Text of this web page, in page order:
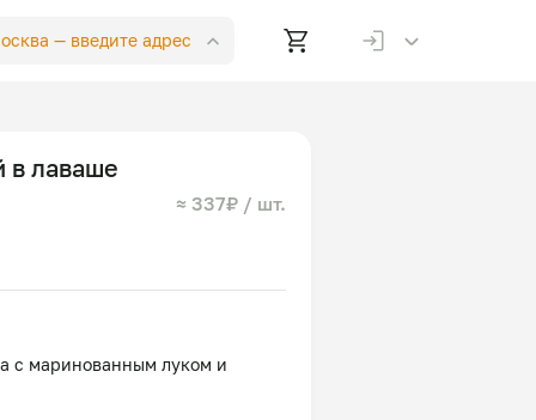
— введите адрес
в лаваше
≈ 337₽ / шт.
с маринованным луком и